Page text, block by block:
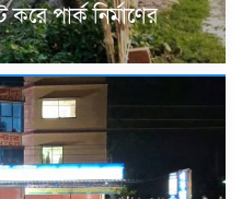
পার্ক নির্মাণের